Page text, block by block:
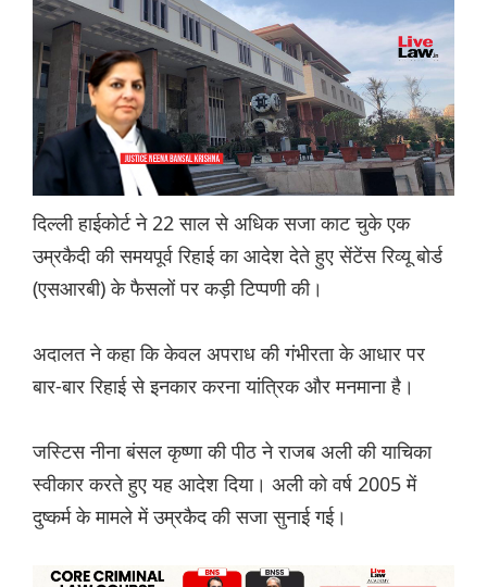
दिल्ली हाईकोर्ट ने 22 साल से अधिक सजा काट चुके एक
उम्रकैदी की समयपूर्व रिहाई का आदेश देते हुए सेंटेंस रिव्यू बोर्ड
(एसआरबी) के फैसलों पर कड़ी टिप्पणी की।
अदालत ने कहा कि केवल अपराध की गंभीरता के आधार पर
बार-बार रिहाई से इनकार करना यांत्रिक और मनमाना है।
जस्टिस नीना बंसल कृष्णा की पीठ ने राजब अली की याचिका
स्वीकार करते हुए यह आदेश दिया। अली को वर्ष 2005 में
दुष्कर्म के मामले में उम्रकैद की सजा सुनाई गई।